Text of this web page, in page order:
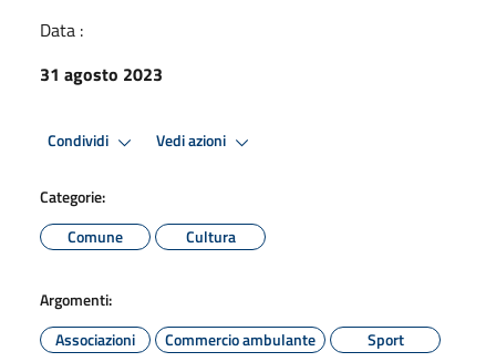
Data :
31 agosto 2023
Condividi Vedi azioni
Categorie:
Comune
Cultura
Argomenti:
Associazioni
Commercio ambulante
Sport